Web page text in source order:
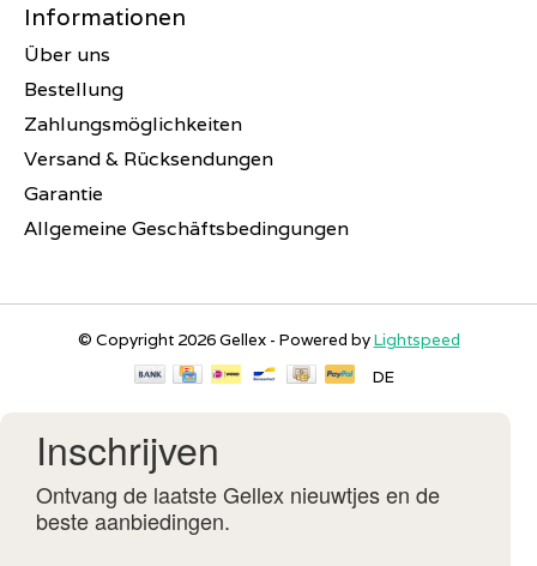
Informationen
Über uns
Bestellung
Zahlungsmöglichkeiten
Versand & Rücksendungen
Garantie
Allgemeine Geschäftsbedingungen
© Copyright 2026 Gellex - Powered byLightspeed
DE
Inschrijven
Ontvang de laatste Gellex nieuwtjes en de
beste aanbiedingen.